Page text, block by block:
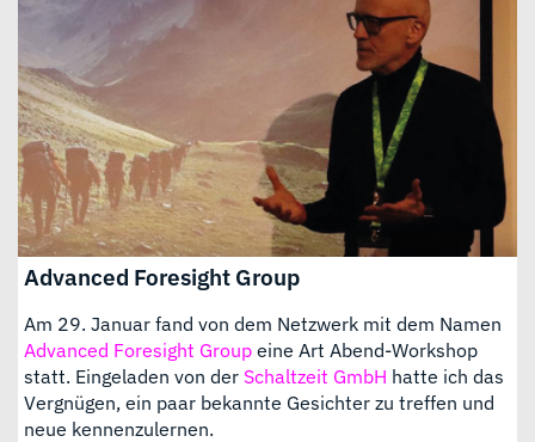
Advanced Foresight Group
Am 29. Januar fand von dem Netzwerk mit dem Namen
Advanced Foresight Group eine Art Abend-Workshop
statt. Eingeladen von der Schaltzeit GmbH hatte ich das
Vergnügen, ein paar bekannte Gesichter zu treffen und
neue kennenzulernen.